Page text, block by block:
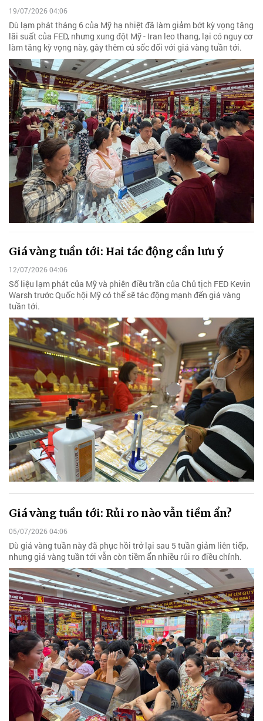
19/07/2026 04:06
Dù lạm phát tháng 6 của Mỹ hạ nhiệt đã làm giảm bớt kỳ vọng tăng
lãi suất của FED, nhưng xung đột Mỹ - Iran leo thang, lại có nguy cơ
làm tăng kỳ vọng này, gây thêm cú sốc đối với giá vàng tuần tới.
Giá vàng tuần tới: Hai tác động cần lưu ý
12/07/2026 04:06
Số liệu lạm phát của Mỹ và phiên điều trần của Chủ tịch FED Kevin
Warsh trước Quốc hội Mỹ có thể sẽ tác động mạnh đến giá vàng
tuần tới.
Giá vàng tuần tới: Rủi ro nào vẫn tiềm ẩn?
05/07/2026 04:06
Dù giá vàng tuần này đã phục hồi trở lại sau 5 tuần giảm liên tiếp,
nhưng giá vàng tuần tới vẫn còn tiềm ẩn nhiều rủi ro điều chỉnh.